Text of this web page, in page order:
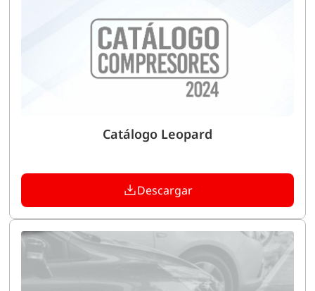
Catálogo Leopard
Descargar